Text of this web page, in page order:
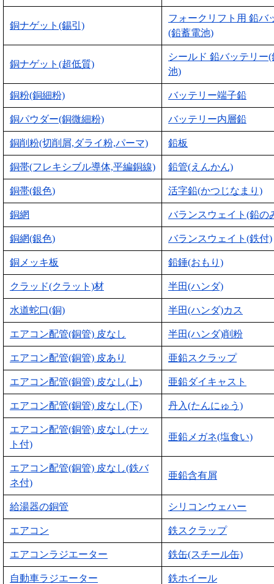
銅ナゲット(錫引)
フォークリフト用 鉛バ
(鉛蓄電池)
銅ナゲット(超低質)
シールド 鉛バッテリー
池)
銅粉(銅細粉) バッテリー端子鉛
銅パウダー(銅微細粉) バッテリー内層鉛
銅削粉(切削屑,ダライ粉,パーマ) 鉛板
銅帯(フレキシブル導体,平編銅線) 鉛管(えんかん)
銅帯(銀色) 活字鉛(かつじなまり)
銅網 バランスウェイト(鉛の
銅網(銀色) バランスウェイト(鉄付)
銅メッキ板 鉛錘(おもり)
クラッド(クラット)材 半田(ハンダ)
水道蛇口(銅) 半田(ハンダ)カス
エアコン配管(銅管) 皮なし 半田(ハンダ)削粉
エアコン配管(銅管) 皮あり 亜鉛スクラップ
エアコン配管(銅管) 皮なし(上) 亜鉛ダイキャスト
エアコン配管(銅管) 皮なし(下) 丹入(たんにゅう)
エアコン配管(銅管) 皮なし(ナッ
ト付)
亜鉛メガネ(塩食い)
エアコン配管(銅管) 皮なし(鉄バ
ネ付)
亜鉛含有屑
給湯器の銅管 シリコンウェハー
エアコン 鉄スクラップ
エアコンラジエーター 鉄缶(スチール缶)
自動車ラジエーター 鉄ホイール